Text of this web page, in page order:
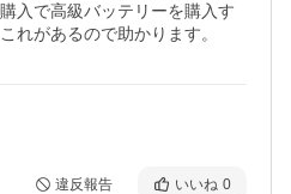
入で高級バッテリーを購入す
れがあるので助かります。
違反報告 いいね 0